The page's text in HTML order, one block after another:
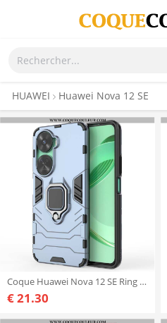
HUAWEI Huawei Nova 12 SE
Coque Huawei Nova 12 SE Ring Résistante
€ 21.30